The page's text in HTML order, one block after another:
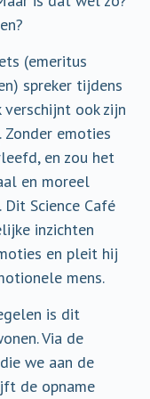
(emeritus
spreker tijdens
verschijnt ook zijn
. Zonder emoties
en zou het
en moreel
Science Café
inzichten
en pleit hij
mens.
is dit
Via de
we aan de
de opname